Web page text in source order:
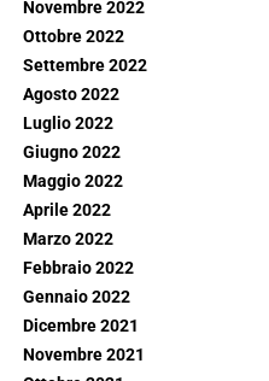
Novembre 2022
Ottobre 2022
Settembre 2022
Agosto 2022
Luglio 2022
Giugno 2022
Maggio 2022
Aprile 2022
Marzo 2022
Febbraio 2022
Gennaio 2022
Dicembre 2021
Novembre 2021